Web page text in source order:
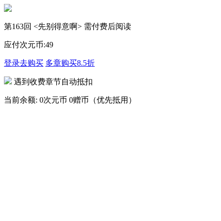
第163回 <先别得意啊> 需付费后阅读
应付次元币:49
登录去购买 多章购买8.5折
遇到收费章节自动抵扣
当前余额: 0次元币 0赠币（优先抵用）